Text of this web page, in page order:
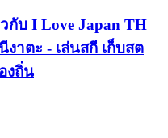
บ I Love Japan TH
าตะ - เล่นสกี เก็บสต
งถิ่น